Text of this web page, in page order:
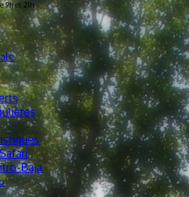
9h et 21h
Baja